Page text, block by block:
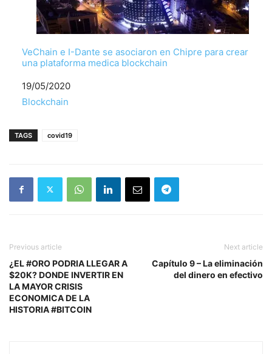
VeChain e I-Dante se asociaron en Chipre para crear
una plataforma medica blockchain
Fecha
19/05/2020
Respecto a
Blockchain
TAGS covid19
Previous article
¿EL #ORO PODRIA LLEGAR A
$20K? DONDE INVERTIR EN
LA MAYOR CRISIS
ECONOMICA DE LA
HISTORIA #BITCOIN
Next article
Capítulo 9 – La eliminación
del dinero en efectivo